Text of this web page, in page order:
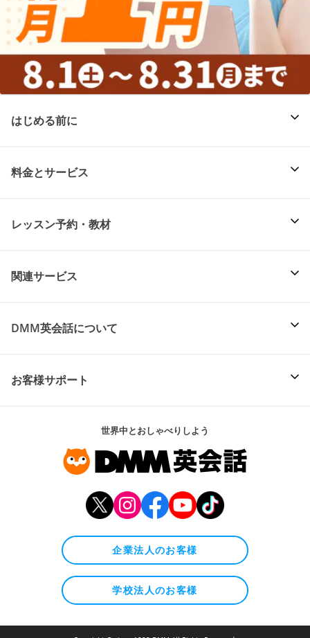
はじめる前に
料金とサービス
レッスン予約・教材
関連サービス
DMM英会話について
お客様サポート
世界中とおしゃべりしよう
企業法人のお客様
学校法人のお客様